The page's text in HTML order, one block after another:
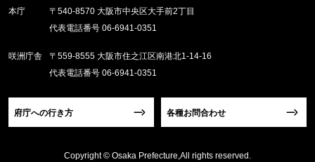
本庁
〒540-8570 大阪市中央区大手前2丁目
代表電話番号 06-6941-0351
咲洲庁舎
〒559-8555 大阪市住之江区南港北1-14-16
代表電話番号 06-6941-0351
府庁への行き方 各種お問合わせ
Copyright © Osaka Prefecture,All rights reserved.